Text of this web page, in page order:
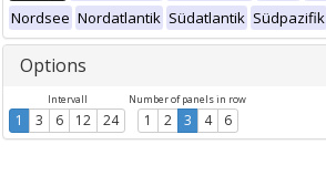
Nordsee Nordatlantik Südatlantik Südpazifik
Options
Intervall
1 3 6 12 24
Number of panels in row
1 2 3 4 6